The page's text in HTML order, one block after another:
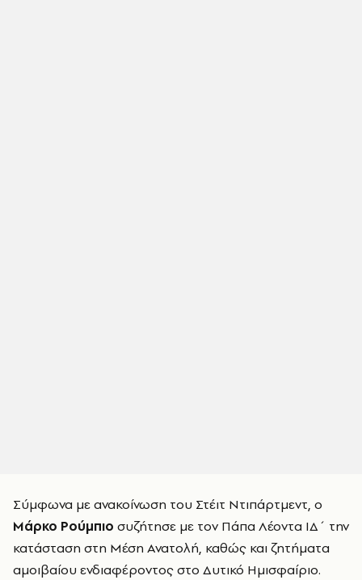
Σύμφωνα με ανακοίνωση του Στέιτ Ντιπάρτμεντ, ο
Μάρκο Ρούμπιο συζήτησε με τον Πάπα Λέοντα ΙΔ΄ την
κατάσταση στη Μέση Ανατολή, καθώς και ζητήματα
αμοιβαίου ενδιαφέροντος στο Δυτικό Ημισφαίριο.